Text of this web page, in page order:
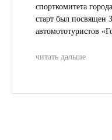
спорткомитета
старт был посвящен
автомототуристов
читать дальше